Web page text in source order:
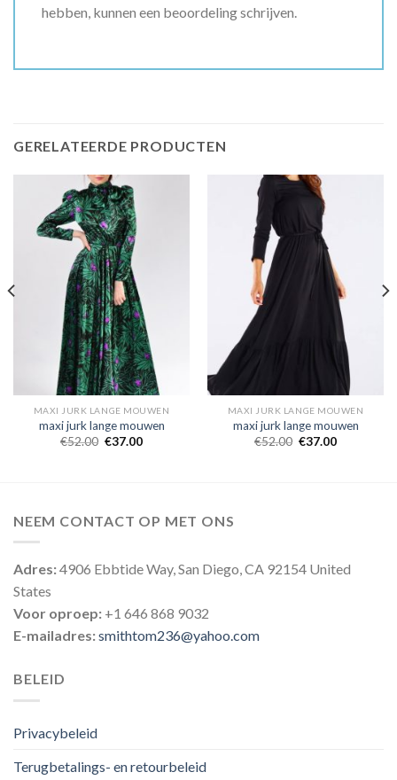
hebben, kunnen een beoordeling schrijven.
GERELATEERDE PRODUCTEN
MAXI JURK LANGE MOUWEN
maxi jurk lange mouwen
€52.00 €37.00
MAXI JURK LANGE MOUWEN
maxi jurk lange mouwen
€52.00 €37.00
NEEM CONTACT OP MET ONS
Adres:4906 Ebbtide Way, San Diego, CA 92154 United
States
Voor oproep: +1 646 868 9032
E-mailadres:smithtom236@yahoo.com
BELEID
Privacybeleid
Terugbetalings- en retourbeleid